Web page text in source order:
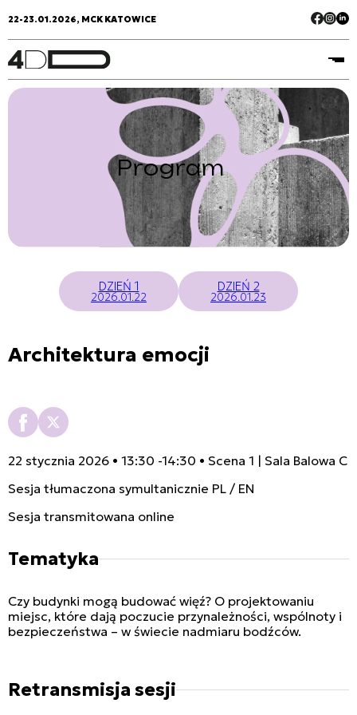
22-23.01.2026, MCK KATOWICE
Program
DZIEŃ 1
2026.01.22
DZIEŃ 2
2026.01.23
Architektura emocji
22 stycznia 2026 • 13:30 -14:30 • Scena 1 | Sala Balowa C
Sesja tłumaczona symultanicznie PL / EN
Sesja transmitowana online
Tematyka
Czy budynki mogą budować więź? O projektowaniu
miejsc, które dają poczucie przynależności, wspólnoty i
bezpieczeństwa – w świecie nadmiaru bodźców.
Retransmisja sesji